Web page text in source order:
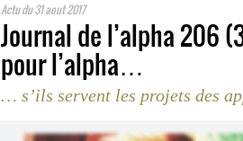
Actu du31 aout 2017
Journal de l’alpha 206
pour l’alpha…
… s’ils servent les projets des